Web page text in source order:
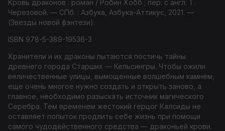
Кровь драконов : роман / Робин Хобб ; пер. с англ. Т.
Черезовой. — СПб. : Азбука, Азбука-Аттикус, 2021. —
(Звезды новой фэнтези).
ISBN 978-5-389-19536-3
Хранители и их драконы пытаются постичь тайны
древнего города Старших — Кельсингры. Чтобы ожили
величественные улицы, вымощенные волшебным камнем,
еще очень многое нужно создать и открыть заново, а
главное, необходимо разыскать источник магического
Серебра. Тем временем жестокий герцог Калсиды не
оставляет попыток продлить себе жизнь при помощи
самого чудодейственного средства — драконьей крови.